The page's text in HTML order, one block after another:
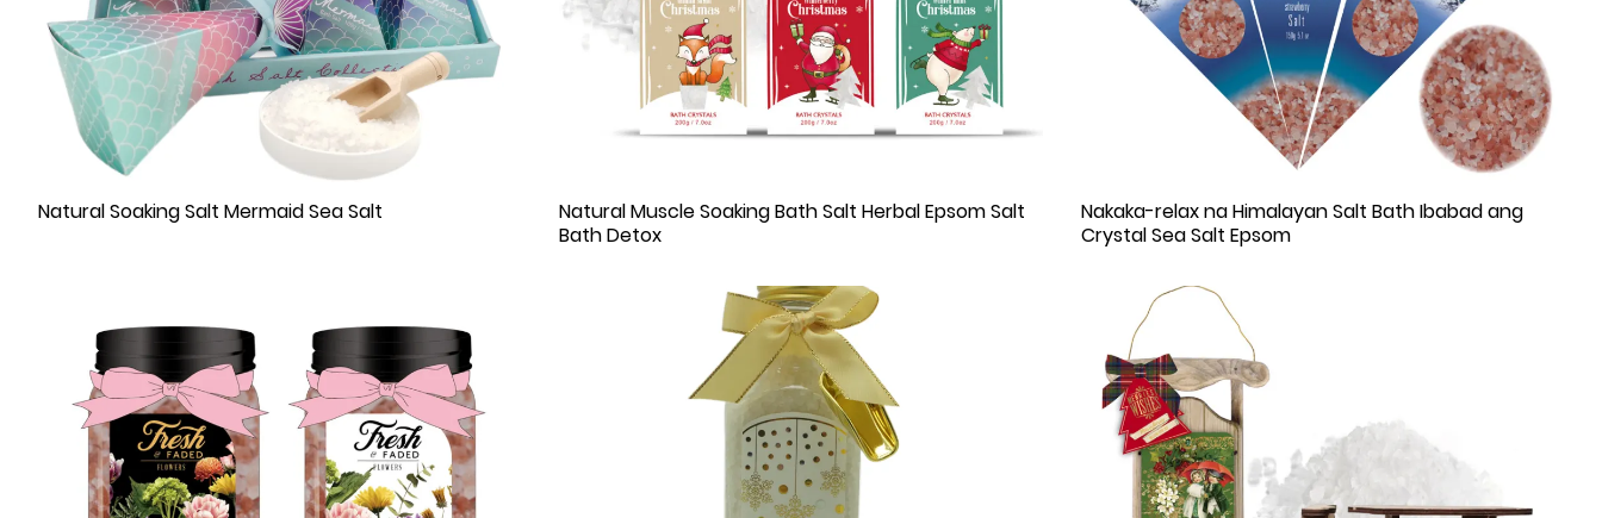
Natural Soaking Salt Mermaid Sea Salt
Natural Muscle Soaking Bath Salt Herbal Epsom Salt
Bath Detox
Nakaka-relax na Himalayan Salt Bath Ibabad ang
Crystal Sea Salt Epsom